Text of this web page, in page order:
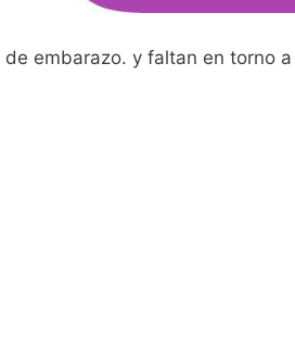
de embarazo. y faltan en torno